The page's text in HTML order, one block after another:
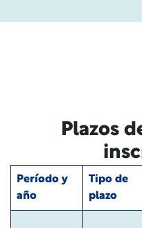
Plazos
Período y
año
Tipo de
plazo